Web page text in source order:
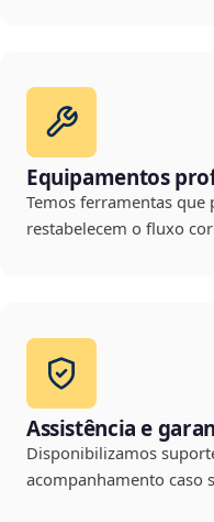
Equipamentos
Temos ferramentas
restabelecem o fluxo
Assistência e
Disponibilizamos
acompanhamento caso